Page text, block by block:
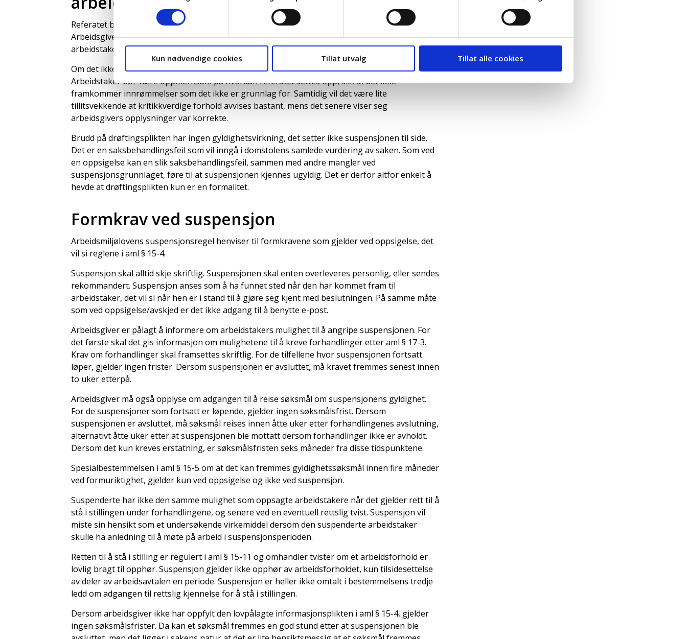
Kun nødvendige cookies Tillat utvalg Tillat alle cookies
Referatet bør være så konkret som mulig og gjengi både arbeidstakers og arbeidsgivers syn.
Arbeidsgiver vil som oftest skrive referatet, men har ingen anledning til å «diktere»
arbeidstakers anførsler.
Om det ikke oppnås enighet om et felles referat, kan hver av partene skrive inn sin del av dette.
Arbeidstaker bør være oppmerksom på hvordan referatet settes opp, slik at det ikke
framkommer innrømmelser som det ikke er grunnlag for. Samtidig vil det være lite
tillitsvekkende at kritikkverdige forhold avvises bastant, mens det senere viser seg
arbeidsgivers opplysninger var korrekte.
Brudd på drøftingsplikten har ingen gyldighetsvirkning, det setter ikke suspensjonen til side.
Det er en saksbehandlingsfeil som vil inngå i domstolens samlede vurdering av saken. Som ved
en oppsigelse kan en slik saksbehandlingsfeil, sammen med andre mangler ved
suspensjonsgrunnlaget, føre til at suspensjonen kjennes ugyldig. Det er derfor altfor enkelt å
hevde at drøftingsplikten kun er en formalitet.
Formkrav ved suspensjon
Arbeidsmiljølovens suspensjonsregel henviser til formkravene som gjelder ved oppsigelse, det
vil si reglene i aml § 15-4.
Suspensjon skal alltid skje skriftlig. Suspensjonen skal enten overleveres personlig, eller sendes
rekommandert. Suspensjon anses som å ha funnet sted når den har kommet fram til
arbeidstaker, det vil si når hen er i stand til å gjøre seg kjent med beslutningen. På samme måte
som ved oppsigelse/avskjed er det ikke adgang til å benytte e-post.
Arbeidsgiver er pålagt å informere om arbeidstakers mulighet til å angripe suspensjonen. For
det første skal det gis informasjon om mulighetene til å kreve forhandlinger etter aml § 17-3.
Krav om forhandlinger skal framsettes skriftlig. For de tilfellene hvor suspensjonen fortsatt
løper, gjelder ingen frister. Dersom suspensjonen er avsluttet, må kravet fremmes senest innen
to uker etterpå.
Arbeidsgiver må også opplyse om adgangen til å reise søksmål om suspensjonens gyldighet.
For de suspensjoner som fortsatt er løpende, gjelder ingen søksmålsfrist. Dersom
suspensjonen er avsluttet, må søksmål reises innen åtte uker etter forhandlingenes avslutning,
alternativt åtte uker etter at suspensjonen ble mottatt dersom forhandlinger ikke er avholdt.
Dersom det kun kreves erstatning, er søksmålsfristen seks måneder fra disse tidspunktene.
Spesialbestemmelsen i aml § 15-5 om at det kan fremmes gyldighetssøksmål innen fire måneder
ved formuriktighet, gjelder kun ved oppsigelse og ikke ved suspensjon.
Suspenderte har ikke den samme mulighet som oppsagte arbeidstakere når det gjelder rett til å
stå i stillingen under forhandlingene, og senere ved en eventuell rettslig tvist. Suspensjon vil
miste sin hensikt som et undersøkende virkemiddel dersom den suspenderte arbeidstaker
skulle ha anledning til å møte på arbeid i suspensjonsperioden.
Retten til å stå i stilling er regulert i aml § 15-11 og omhandler tvister om et arbeidsforhold er
lovlig bragt til opphør. Suspensjon gjelder ikke opphør av arbeidsforholdet, kun tilsidesettelse
av deler av arbeidsavtalen en periode. Suspensjon er heller ikke omtalt i bestemmelsens tredje
ledd om adgangen til rettslig kjennelse for å stå i stillingen.
Dersom arbeidsgiver ikke har oppfylt den lovpålagte informasjonsplikten i aml § 15-4, gjelder
ingen søksmålsfrister. Da kan et søksmål fremmes en god stund etter at suspensjonen ble